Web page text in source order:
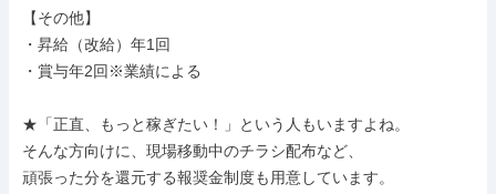
【その他】
・昇給（改給）年1回
・賞与年2回※業績による
★「正直、もっと稼ぎたい！」という人もいますよね。
そんな方向けに、現場移動中のチラシ配布など、
頑張った分を還元する報奨金制度も用意しています。